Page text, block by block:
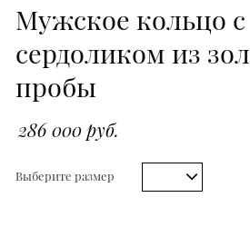
Мужское кольцо с
сердоликом из
пробы
286 000 руб.
Выберите размер